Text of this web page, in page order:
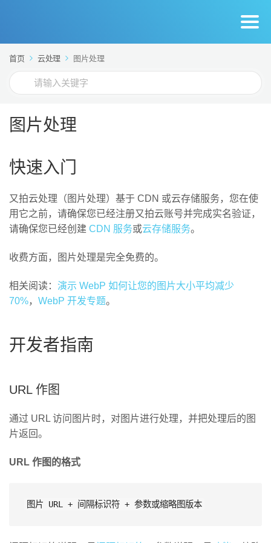
首页 云处理 图片处理
搜
索
图片处理
快速入门
又拍云处理（图片处理）基于 CDN 或云存储服务，您在使
用它之前，请确保您已经注册又拍云账号并完成实名验证，
请确保您已经创建 CDN 服务或云存储服务。
收费方面，图片处理是完全免费的。
相关阅读： 演示 WebP 如何让您的图片大小平均减少
70%， WebP 开发专题。
开发者指南
URL 作图
通过 URL 访问图片时，对图片进行处理，并把处理后的图
片返回。
URL 作图的格式